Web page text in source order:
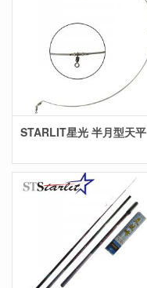
STARLIT星光 半月型天平